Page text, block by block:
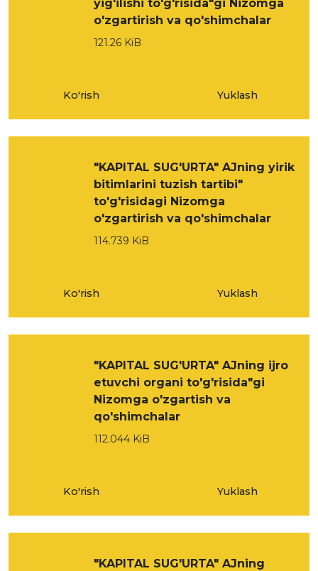
yig'ilishi to'g'risida"gi Nizomga
o'zgartirish va qo'shimchalar
121.26 KiB
Ko'rish Yuklash
"KAPITAL SUG'URTA" AJning yirik
bitimlarini tuzish tartibi"
to'g'risidagi Nizomga
o'zgartirish va qo'shimchalar
114.739 KiB
Ko'rish Yuklash
"KAPITAL SUG'URTA" AJning ijro
etuvchi organi to'g'risida"gi
Nizomga o'zgartish va
qo'shimchalar
112.044 KiB
Ko'rish Yuklash
"KAPITAL SUG'URTA" AJning